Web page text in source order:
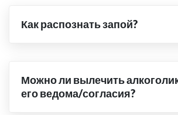
Как распознать запой?
Можно ли вылечить
его ведома/согласия?